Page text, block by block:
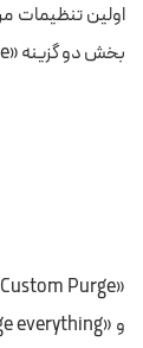
بخش دو گزینه «Custom Purge» و «Purge Everything» دارد.